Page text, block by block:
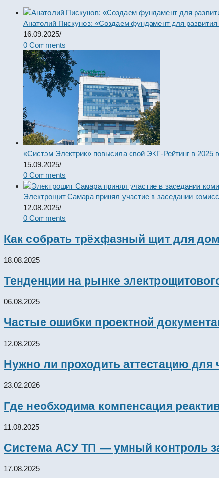
Анатолий Пискунов: «Создаем фундамент для развития
16.09.2025/
0 Comments
«Систэм Электрик» повысила свой ЭКГ-Рейтинг в 2025
15.09.2025/
0 Comments
Электрощит Самара принял участие в заседании
12.08.2025/
0 Comments
Как собрать трёхфазный щит для
18.08.2025
Тенденции на рынке
06.08.2025
Частые ошибки проектной
12.08.2025
Нужно ли проходить аттестацию для
23.02.2026
Где необходима компенсация
11.08.2025
Система АСУ ТП — умный контроль
17.08.2025